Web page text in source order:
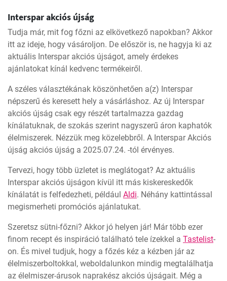
Interspar akciós újság
Tudja már, mit fog főzni az elkövetkező napokban? Akkor
itt az ideje, hogy vásároljon. De először is, ne hagyja ki az
aktuális Interspar akciós újságot, amely érdekes
ajánlatokat kínál kedvenc termékeiről.
A széles választékának köszönhetően a(z) Interspar
népszerű és keresett hely a vásárláshoz. Az új Interspar
akciós újság csak egy részét tartalmazza gazdag
kínálatuknak, de szokás szerint nagyszerű áron kaphatók
élelmiszerek. Nézzük meg közelebbről. A Interspar Akciós
újság akciós újság a 2025.07.24. -tól érvényes.
Tervezi, hogy több üzletet is meglátogat? Az aktuális
Interspar akciós újságon kívül itt más kiskereskedők
kínálatát is felfedezheti, például Aldi. Néhány kattintással
megismerheti promóciós ajánlatukat.
Szeretsz sütni-főzni? Akkor jó helyen jár! Már több ezer
finom recept és inspiráció található tele ízekkel a Tastelist-
on. És mivel tudjuk, hogy a főzés kéz a kézben jár az
élelmiszerboltokkal, weboldalunkon mindig megtalálhatja
az élelmiszer-árusok naprakész akciós újságait. Még a